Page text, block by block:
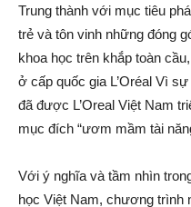
Trung thành với mục tiêu
trẻ và tôn vinh những đóng
khoa học trên khắp toàn
ở cấp quốc gia L’Oréal Vì
đã được L’Oreal Việt Nam
mục đích “ươm mầm tài
Với ý nghĩa và tầm nhìn
học Việt Nam, chương trình